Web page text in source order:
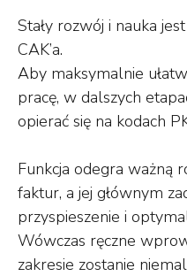
Stały rozwój i nauka
CAK’a.
Aby maksymalnie
pracę, w dalszych
opierać się na kodach
Funkcja odegra ważną
faktur, a jej głównym
przyspieszenie i
Wówczas ręczne
zakresie zostanie